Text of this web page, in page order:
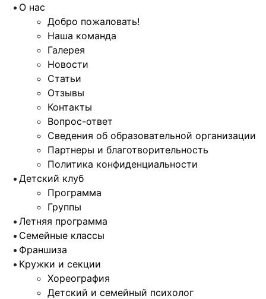
О нас
Добро пожаловать!
Наша команда
Галерея
Новости
Статьи
Отзывы
Контакты
Вопрос-ответ
Сведения об образовательной организации
Партнеры и благотворительность
Политика конфиденциальности
Детский клуб
Программа
Группы
Летняя программа
Семейные классы
Франшиза
Кружки и секции
Хореография
Детский и семейный психолог